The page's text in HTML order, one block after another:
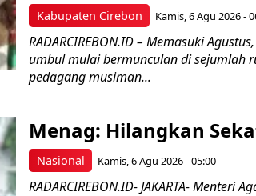
Kabupaten Cirebon Kamis, 6 Agu 2026 -
RADARCIREBON.ID – Memasuki
umbul mulai bermunculan di sejumlah
pedagang musiman...
Nasional
Menag: Hilangkan
Kamis, 6 Agu 2026 - 05:00
RADARCIREBON.ID- JAKARTA- Menteri